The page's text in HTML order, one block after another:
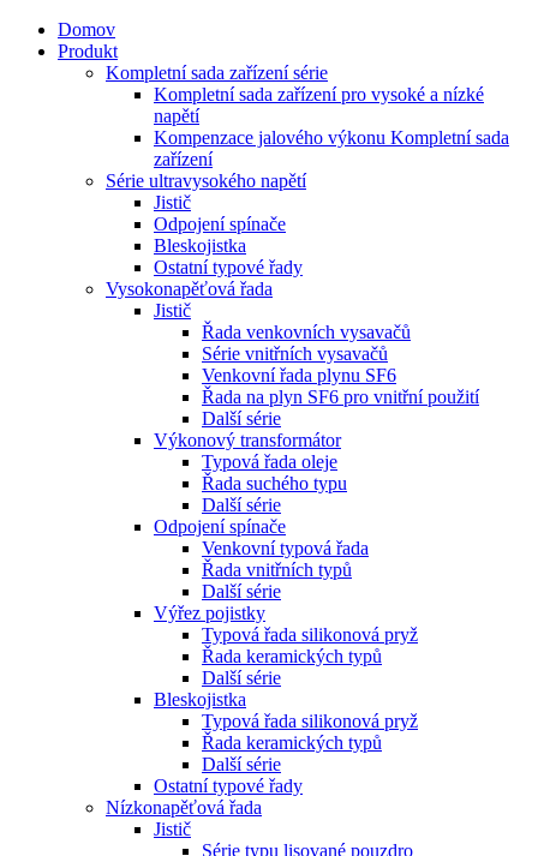
Domov
Produkt
Kompletní sada zařízení série
Kompletní sada zařízení pro vysoké a nízké
napětí
Kompenzace jalového výkonu Kompletní sada
zařízení
Série ultravysokého napětí
Jistič
Odpojení spínače
Bleskojistka
Ostatní typové řady
Vysokonapěťová řada
Jistič
Řada venkovních vysavačů
Série vnitřních vysavačů
Venkovní řada plynu SF6
Řada na plyn SF6 pro vnitřní použití
Další série
Výkonový transformátor
Typová řada oleje
Řada suchého typu
Další série
Odpojení spínače
Venkovní typová řada
Řada vnitřních typů
Další série
Výřez pojistky
Typová řada silikonová pryž
Řada keramických typů
Další série
Bleskojistka
Typová řada silikonová pryž
Řada keramických typů
Další série
Ostatní typové řady
Nízkonapěťová řada
Jistič
Série typu lisované pouzdro